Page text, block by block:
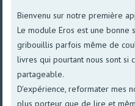
Bienvenu sur notre première
Le module Eros est une bonne
gribouillis parfois même de
livres qui pourtant nous sont si
partageable.
D'expérience, reformater mes